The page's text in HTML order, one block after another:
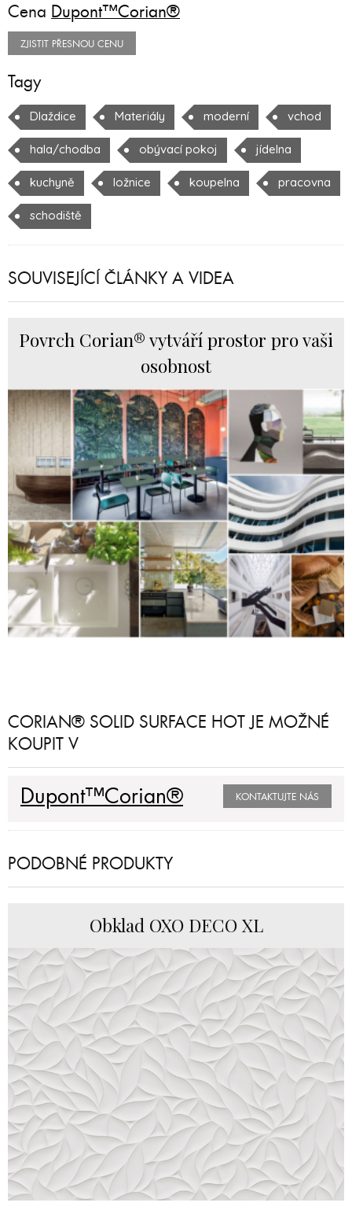
Cena Dupont™Corian®
ZJISTIT PŘESNOU CENU
Tagy
Dlaždice Materiály moderní vchod
hala/chodba obývací pokoj jídelna
kuchyně ložnice koupelna pracovna
schodiště
SOUVISEJÍCÍ ČLÁNKY A VIDEA
Povrch Corian® vytváří prostor pro vaši
osobnost
CORIAN® SOLID SURFACE HOT JE MOŽNÉ
KOUPIT V
Dupont™Corian® KONTAKTUJTE NÁS
PODOBNÉ PRODUKTY
Obklad OXO DECO XL